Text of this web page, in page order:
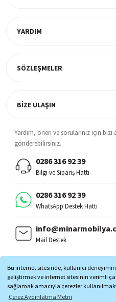
Bu internet sitesinde, kullanıcı
geliştirmek ve internet sitesinin verimli
sağlamak amacıyla çerezler
Çerez Aydınlatma Metni
YARDIM
SÖZLEŞMELER
BİZE ULAŞIN
Yardım, öneri ve sorularınız için
gönderebilirsiniz.
0286 316 92 39
Bilgi ve Sipariş Hattı
0286 316 92 39
WhatsApp Destek Hattı
Mail Destek
MOBİL UYGULAMALAR: